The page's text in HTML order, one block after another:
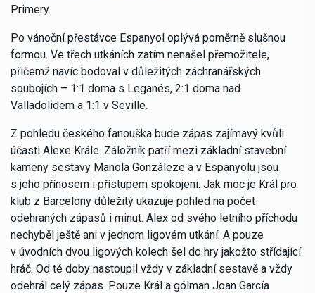
Primery.
Po vánoční přestávce Espanyol oplývá poměrně slušnou
formou. Ve třech utkáních zatím nenašel přemožitele,
přičemž navíc bodoval v důležitých záchranářských
soubojích – 1:1 doma s Leganés, 2:1 doma nad
Valladolidem a 1:1 v Seville.
Z pohledu českého fanouška bude zápas zajímavý kvůli
účasti Alexe Krále. Záložník patří mezi základní stavební
kameny sestavy Manola Gonzáleze a v Espanyolu jsou
s jeho přínosem i přístupem spokojeni. Jak moc je Král pro
klub z Barcelony důležitý ukazuje pohled na počet
odehraných zápasů i minut. Alex od svého letního příchodu
nechyběl ještě ani v jednom ligovém utkání. A pouze
v úvodních dvou ligových kolech šel do hry jakožto střídající
hráč. Od té doby nastoupil vždy v základní sestavě a vždy
odehrál celý zápas. Pouze Král a gólman Joan García